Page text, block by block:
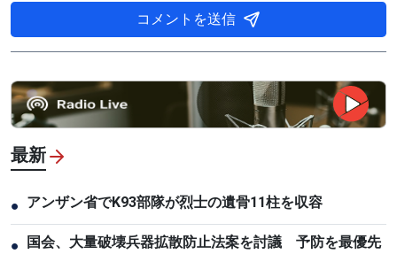
コメントを送信
最新
● アンザン省でK93部隊が烈士の遺骨11柱を収容
●
国会、大量破壊兵器拡散防止法案を討議 予防を最優先